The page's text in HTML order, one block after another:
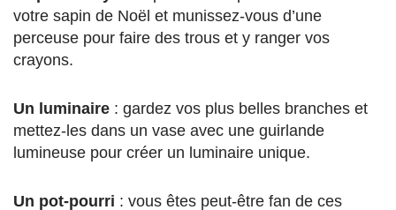
votre sapin de Noël et munissez-vous d’une
perceuse pour faire des trous et y ranger vos
crayons.
Un luminaire : gardez vos plus belles branches et
mettez-les dans un vase avec une guirlande
lumineuse pour créer un luminaire unique.
Un pot-pourri : vous êtes peut-être fan de ces